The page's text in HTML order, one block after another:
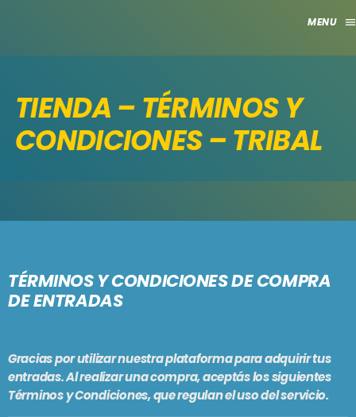
HOME
CLUB
TV
EVENTOS
MÁLAGA
BARCELONA
PODCASTS
TIENDA
TIENDA – TÉRMINOS Y
CONDICIONES – TRIBAL
TÉRMINOS Y CONDICIONES DE COMPRA
DE ENTRADAS
Gracias por utilizar nuestra plataforma para adquirir tus
entradas. Al realizar una compra, aceptás los siguientes
Términos y Condiciones, que regulan el uso del servicio.